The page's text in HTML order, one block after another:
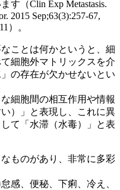
す（Clin Exp Metastasis.
2015 Sep;63(3):257-67,
）。
ことは何かというと、細
細胞外マトリックスを介
の存在が欠かせないとい
細胞間の相互作用や情報
）」と表現し、これに異
て「水滞（水毒）」と表
ものがあり、非常に多彩
感、便秘、下痢、冷え、